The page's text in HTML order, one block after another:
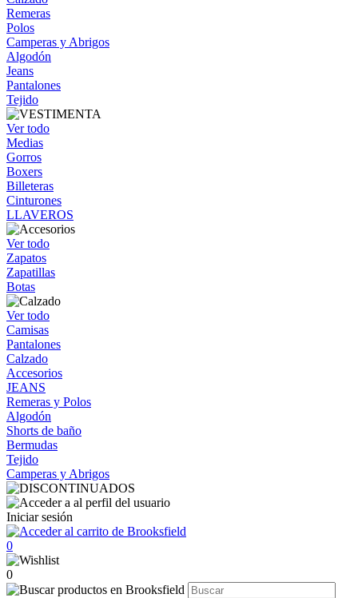
Remeras
Polos
Camperas y Abrigos
Algodón
Jeans
Pantalones
Tejido
Ver todo
Medias
Gorros
Boxers
Billeteras
Cinturones
LLAVEROS
Ver todo
Zapatos
Zapatillas
Botas
Ver todo
Camisas
Pantalones
Calzado
Accesorios
JEANS
Remeras y Polos
Algodón
Shorts de baño
Bermudas
Tejido
Camperas y Abrigos
Iniciar sesión
0
0